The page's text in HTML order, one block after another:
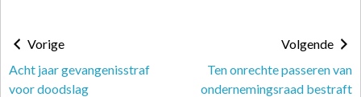
Vorige
Acht jaar gevangenisstraf
voor doodslag
Volgende
Ten onrechte passeren van
ondernemingsraad bestraft